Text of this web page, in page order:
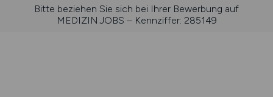
Bitte beziehen Sie sich bei Ihrer Bewerbung auf
MEDIZIN.JOBS – Kennziffer: 285149